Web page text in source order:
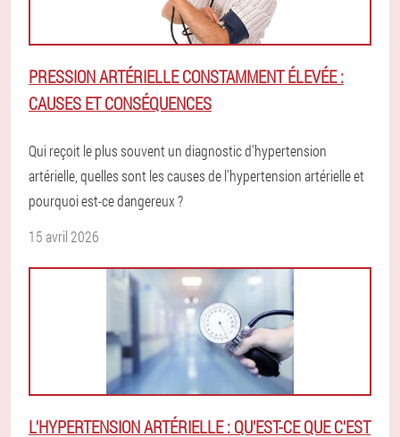
PRESSION ARTÉRIELLE CONSTAMMENT ÉLEVÉE :
CAUSES ET CONSÉQUENCES
Qui reçoit le plus souvent un diagnostic d'hypertension
artérielle, quelles sont les causes de l'hypertension artérielle et
pourquoi est-ce dangereux ?
15 avril 2026
L'HYPERTENSION ARTÉRIELLE : QU'EST-CE QUE C'EST